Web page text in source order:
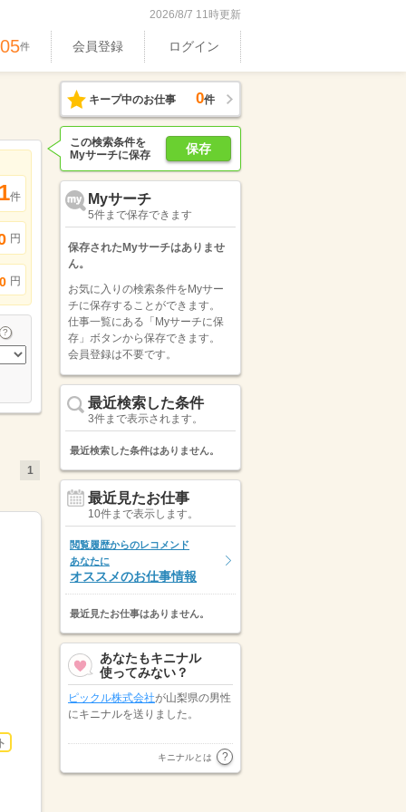
2026/8/7 11時更新
件 会員登録 ログイン
件
円
円
1
キープ中のお仕事 0件
保存
この検索条件を
Myサーチに保存
Myサーチ
5件まで保存できます
保存されたMyサーチはありませ
ん。
お気に入りの検索条件をMyサー
チに保存することができます。
仕事一覧にある「Myサーチに保
存」ボタンから保存できます。
会員登録は不要です。
最近検索した条件
3件まで表示されます。
最近検索した条件はありません。
最近見たお仕事
10件まで表示します。
閲覧履歴からのレコメンド
あなたに
オススメのお仕事情報
最近見たお仕事はありません。
あなたもキニナル
使ってみない？
ピックル株式会社が山梨県の男性
にキニナルを送りました。
株式会社キャリア
スタッフィングにキニナルを送り
キニナルとは